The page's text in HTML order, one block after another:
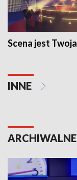
Scena jest Twoja
INNE
ARCHIWALNE